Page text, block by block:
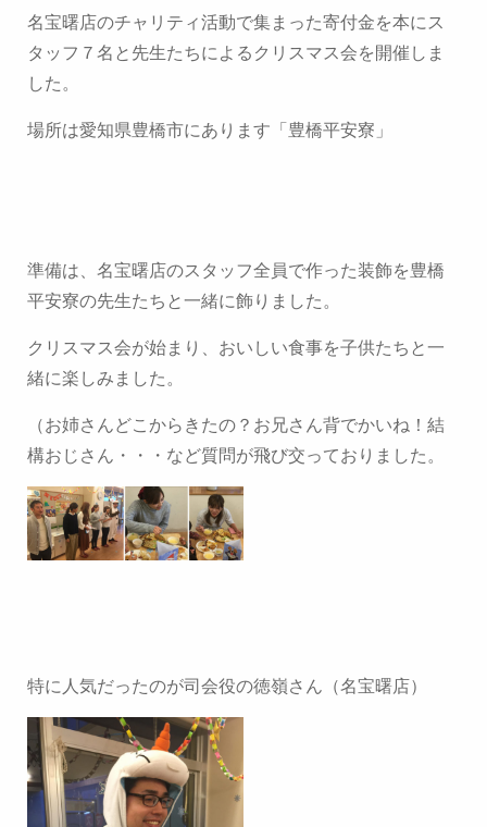
名宝曙店のチャリティ活動で集まった寄付金を本にス
タッフ７名と先生たちによるクリスマス会を開催しま
した。
場所は愛知県豊橋市にあります「豊橋平安寮」
準備は、名宝曙店のスタッフ全員で作った装飾を豊橋
平安寮の先生たちと一緒に飾りました。
クリスマス会が始まり、おいしい食事を子供たちと一
緒に楽しみました。
（お姉さんどこからきたの？お兄さん背でかいね！結
構おじさん・・・など質問が飛び交っておりました。
特に人気だったのが司会役の徳嶺さん（名宝曙店）